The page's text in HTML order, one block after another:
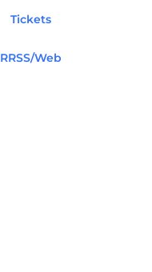
Tickets
RRSS/Web